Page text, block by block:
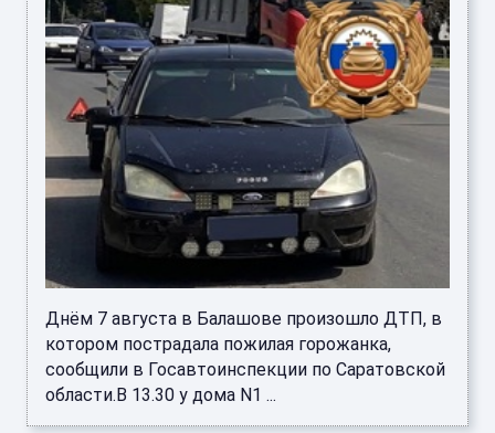
Днём 7 августа в Балашове произошло ДТП, в
котором пострадала пожилая горожанка,
сообщили в Госавтоинспекции по Саратовской
области.В 13.30 у дома N1 ...